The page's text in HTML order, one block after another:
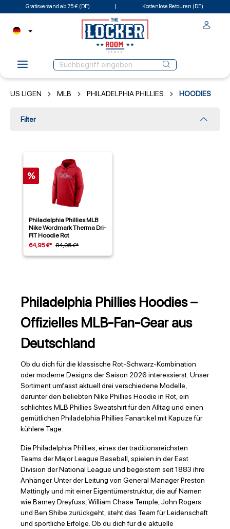
Gratisversand ab 75 € (DE) Kostenlose Retouren (DE)
US LIGEN MLB PHILADELPHIA PHILLIES HOODIES
Filter
%
Philadelphia Phillies MLB
Nike Wordmark Therma Dri-
FIT Hoodie Rot
64,95 €* 84,95 €*
Philadelphia Phillies Hoodies –
Offizielles MLB-Fan-Gear aus
Deutschland
Ob du dich für die klassische Rot-Schwarz-Kombination
oder moderne Designs der Saison 2026 interessierst: Unser
Sortiment umfasst aktuell drei verschiedene Modelle,
darunter den beliebten Nike Phillies Hoodie in Rot, ein
schlichtes MLB Phillies Sweatshirt für den Alltag und einen
gemütlichen Philadelphia Phillies Fanartikel mit Kapuze für
kühlere Tage.
Die Philadelphia Phillies, eines der traditionsreichsten
Teams der Major League Baseball, spielen in der East
Division der National League und begeistern seit 1883 ihre
Anhänger. Unter der Leitung von General Manager Preston
Mattingly und mit einer Eigentümerstruktur, die auf Namen
wie Barney Dreyfuss, William Chase Temple, John Rogers
und Ben Shibe zurückgeht, steht das Team für Leidenschaft
und sportliche Erfolge. Ob du dich für die aktuelle